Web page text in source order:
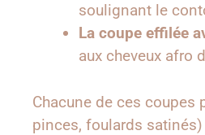
soulignant le
La coupe effilée
aux cheveux afro
Chacune de ces
pinces, foulards satinés)